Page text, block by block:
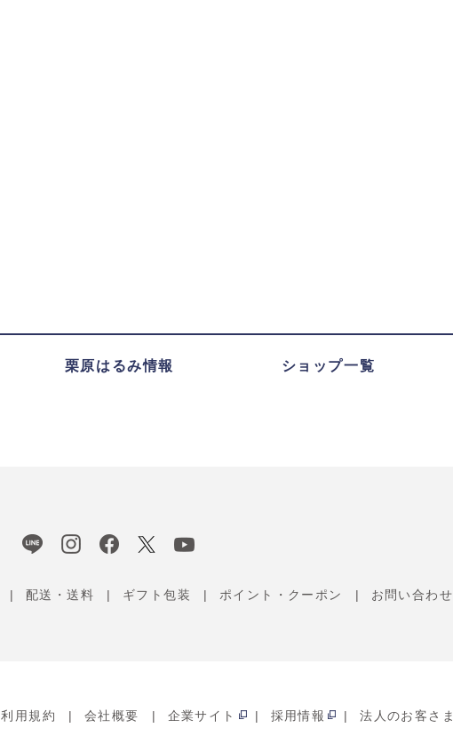
栗原はるみ情報 ショップ一覧
配送・送料 ギフト包装 ポイント・クーポン お問い合わせ
利用規約 会社概要 企業サイト 採用情報 法人のお客さま